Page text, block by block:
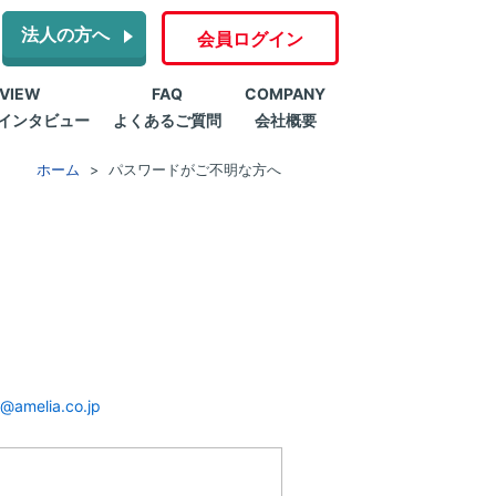
法人の方へ 会員ログイン
ンタビュー
FAQ
よくあるご質問
COMPANY
会社概要
ホーム パスワードがご不明な方へ